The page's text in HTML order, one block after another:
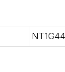
NT1G44